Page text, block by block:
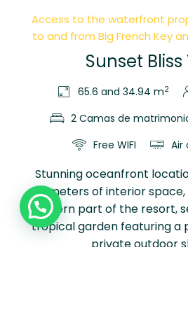
Access to the waterfront
to and from Big French Key
Sunset Bliss
65.6 and 34.94 m2
2 Camas de
Free WIFI
Air
Stunning oceanfront
meters of interior
western part of the resort,
tropical garden featuring a
private outdoor